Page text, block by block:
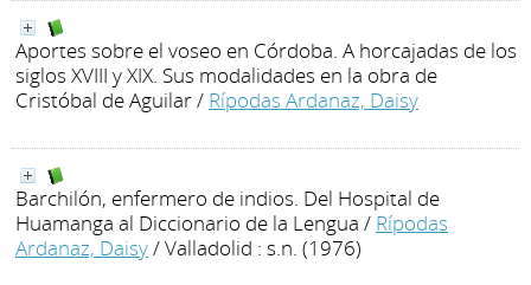
Aportes sobre el voseo en Córdoba. A horcajadas de los
siglos XVIII y XIX. Sus modalidades en la obra de
Cristóbal de Aguilar/ Rípodas Ardanaz, Daisy
Barchilón, enfermero de indios. Del Hospital de
Huamanga al Diccionario de la Lengua / Rípodas
Ardanaz, Daisy/ Valladolid : s.n. (1976)